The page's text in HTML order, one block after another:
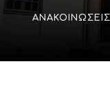
ΑΝΑΚΟΙΝΏΣΕΙΣ